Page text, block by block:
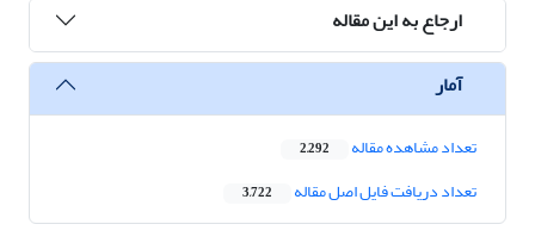
ارجاع به این مقاله
آمار
تعداد مشاهده مقاله 2,292
تعداد دریافت فایل اصل مقاله 3,722